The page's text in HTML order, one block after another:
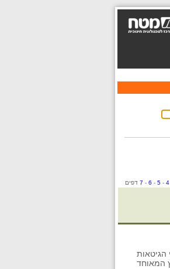
4
-
5
-
6
-
7 דפים